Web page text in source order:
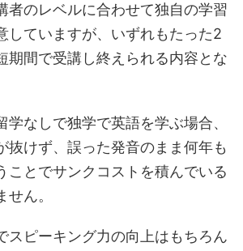
者のレベルに合わせて独自の学習
していますが、いずれもたった2
期間で受講し終えられる内容とな
学なしで独学で英語を学ぶ場合、
抜けず、誤った発音のまま何年も
ことでサンクコストを積んでいる
せん。
スピーキング力の向上はもちろん